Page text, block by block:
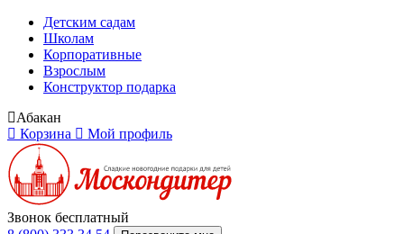
Детским садам
Школам
Корпоративные
Взрослым
Конструктор подарка
Абакан
Корзина
Мой профиль
Звонок бесплатный